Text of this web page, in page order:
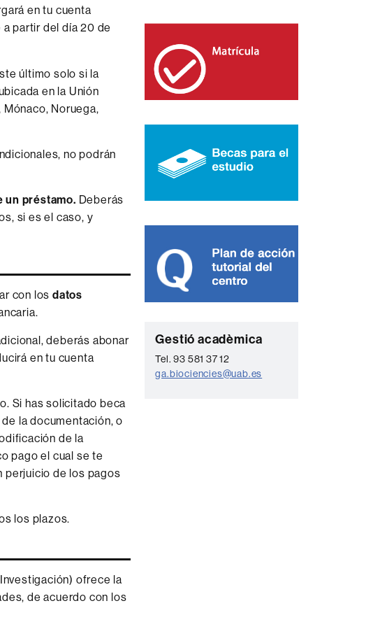
en tu cuenta
partir del día 20 de
último solo si la
en la Unión
Noruega,
no podrán
un préstamo. Deberás
si es el caso, y
con los datos
deberás abonar
en tu cuenta
Si has solicitado beca
la documentación, o
de la
pago el cual se te
perjuicio de los pagos
los plazos.
ofrece la
de acuerdo con los
C
o
n
Gestió acadèmica
Tel. 93 581 37 12
ga.biociencies@uab.es